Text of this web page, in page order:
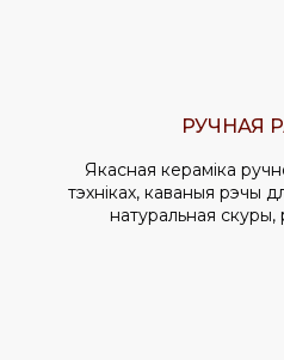
РУЧНАЯ
Якасная кераміка
тэхніках, каваныя рэчы
натуральная скуры,